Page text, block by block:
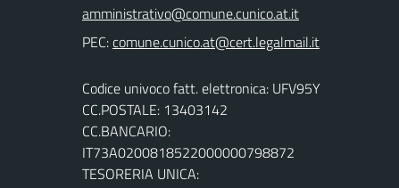
PEC:
Codice univoco fatt. elettronica: UFV95Y
CC.POSTALE: 13403142
CC.BANCARIO:
IT73A0200818522000000798872
TESORERIA UNICA: